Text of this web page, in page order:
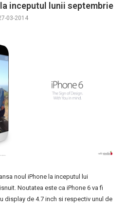
inceputul lunii septembrie
03-2014
noul iPhone la inceputul lui
Noutatea este ca iPhone 6 va fi
display de 4.7 inch si respectiv unul de